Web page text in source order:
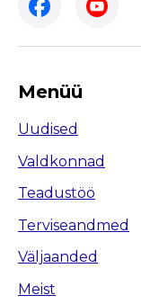
Menüü
Uudised
Valdkonnad
Teadustöö
Terviseandmed
Väljaanded
Meist